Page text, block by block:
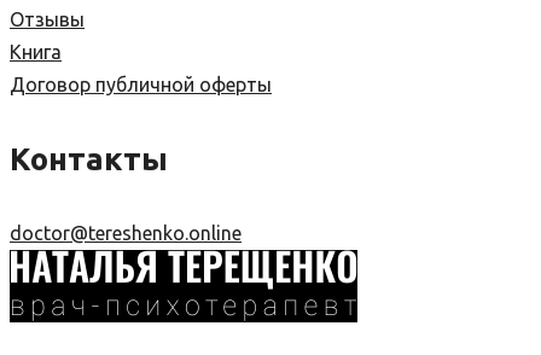
Отзывы
Книга
Договор публичной оферты
Контакты
doctor@tereshenko.online